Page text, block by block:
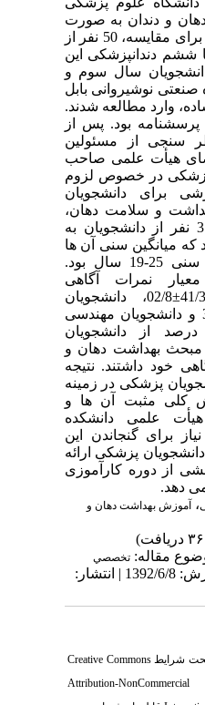
و دندان به صورت
سرشماری بررسی شد. برای مقایسه، 50 نفر از
ششم دندانپزشکی این
نفر از دانشجویان سال سوم و
نوشیروانی بابل
وارد مطالعه شدند.
پرسشنامه بود. پس از
سنجی از مسئولین
هیأت علمی صاحب
در خصوص لزوم
برای دانشجویان
و سلامت دهان،
انجام شد. یافته ها: 319 نفر از دانشجویان به
که میانگین سنی آن ها
28/1±94/21 با محدوده سنی 25-19 سال بود.
نمرات آگاهی
دانشجویان پزشکی 41/3±02/8، دانشجویان
دندانپزشکی 47/2±35/15 و دانشجویان مهندسی
68/2±73/5 بود. 7/61 درصد از دانشجویان
مبحث بهداشت دهان و
خود داشتند. نتیجه
پزشکی در زمینه
کلی مثبت آن ها و
علمی دانشکده
برای گنجاندن این
پزشکی ارائه
از دوره کارآموزی
دهد.
، آموزش بهداشت دهان و
مقاله: تخصصي
دریافت: 1392/3/26 | پذیرش: 1392/6/8 | انتشار:
تحت شرایطCreative Commons
Attribution-